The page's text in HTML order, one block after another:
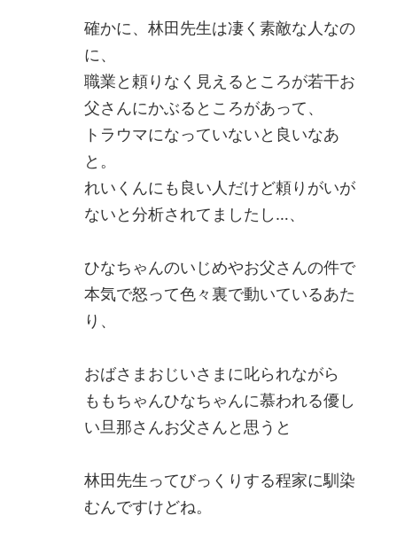
確かに、林田先生は凄く素敵な人なの
に、
職業と頼りなく見えるところが若干お
父さんにかぶるところがあって、
トラウマになっていないと良いなあ
と。
れいくんにも良い人だけど頼りがいが
ないと分析されてましたし…、
ひなちゃんのいじめやお父さんの件で
本気で怒って色々裏で動いているあた
り、
おばさまおじいさまに叱られながら
ももちゃんひなちゃんに慕われる優し
い旦那さんお父さんと思うと
林田先生ってびっくりする程家に馴染
むんですけどね。